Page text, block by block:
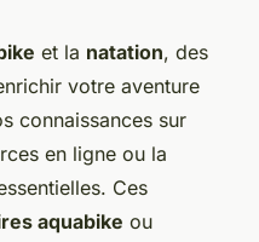
et la natation, des
votre aventure
connaissances sur
en ligne ou la
Ces
aquabike ou